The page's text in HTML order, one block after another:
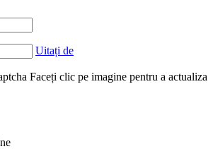
Uitați de
Faceți clic pe imagine pentru a actualiza